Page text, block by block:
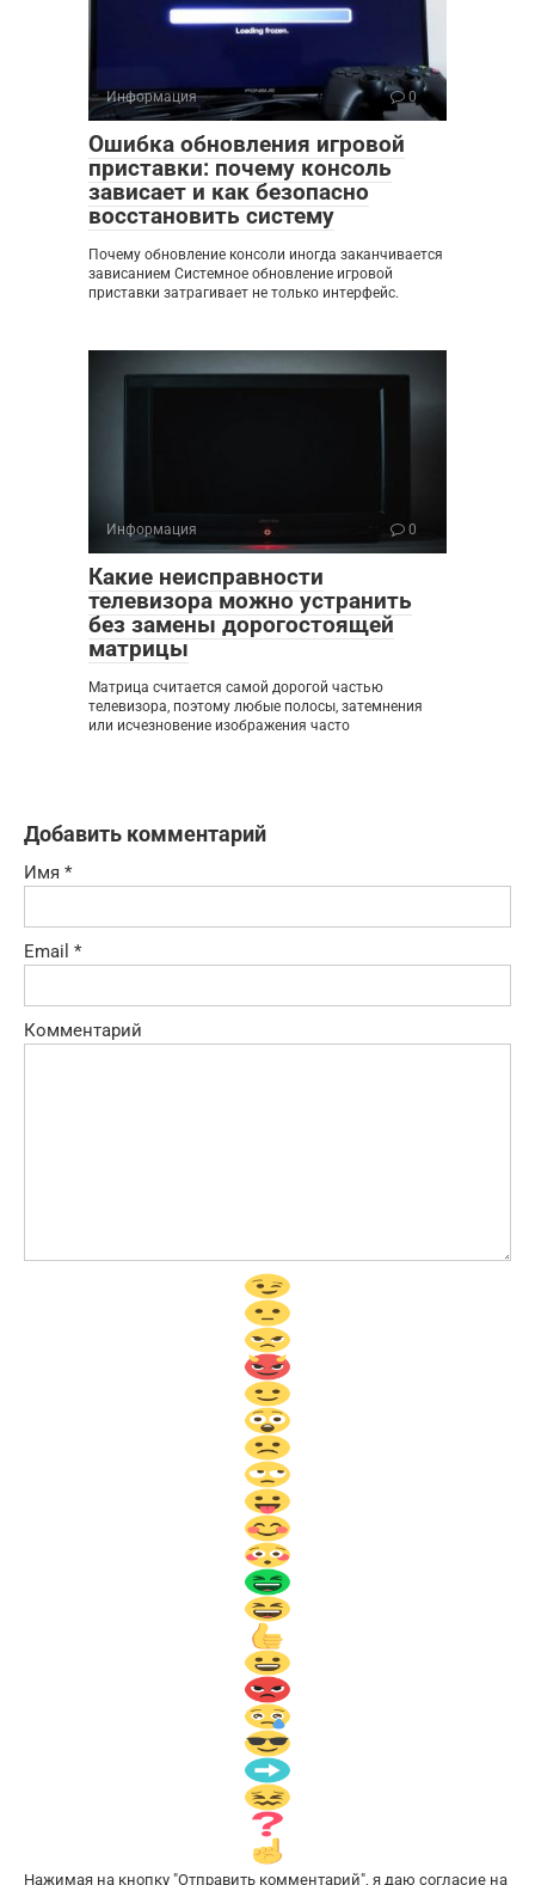
Информация 0
Ошибка обновления игровой
приставки: почему консоль
зависает и как безопасно
восстановить систему
Почему обновление консоли иногда заканчивается
зависанием Системное обновление игровой
приставки затрагивает не только интерфейс.
Информация 0
Какие неисправности
телевизора можно устранить
без замены дорогостоящей
матрицы
Матрица считается самой дорогой частью
телевизора, поэтому любые полосы, затемнения
или исчезновение изображения часто
Добавить комментарий
Имя *
Email *
Комментарий
Нажимая на кнопку "Отправить комментарий", я даю согласие на